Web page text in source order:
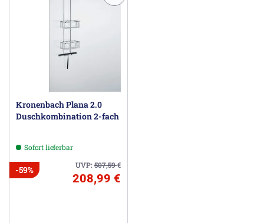
Kronenbach Plana 2.0
Duschkombination 2-fach
Sofort lieferbar
UVP:507,59€
-59%
208,99 €